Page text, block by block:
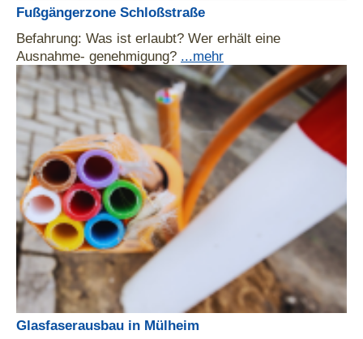
Fußgängerzone Schloßstraße
Befahrung: Was ist erlaubt? Wer erhält eine
Ausnahme- genehmigung? ...mehr
Glasfaserausbau in Mülheim